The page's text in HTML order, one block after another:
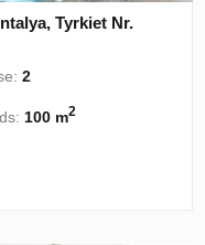
Tyrkiet Nr.
2
100 m2